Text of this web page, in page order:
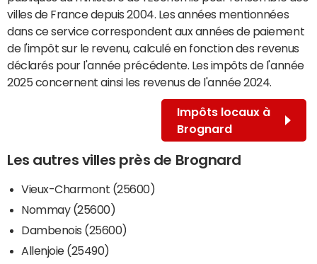
villes de France depuis 2004. Les années mentionnées
dans ce service correspondent aux années de paiement
de l'impôt sur le revenu, calculé en fonction des revenus
déclarés pour l'année précédente. Les impôts de l'année
2025 concernent ainsi les revenus de l'année 2024.
Impôts locaux à
Brognard
Les autres villes près de Brognard
Vieux-Charmont (25600)
Nommay (25600)
Dambenois (25600)
Allenjoie (25490)